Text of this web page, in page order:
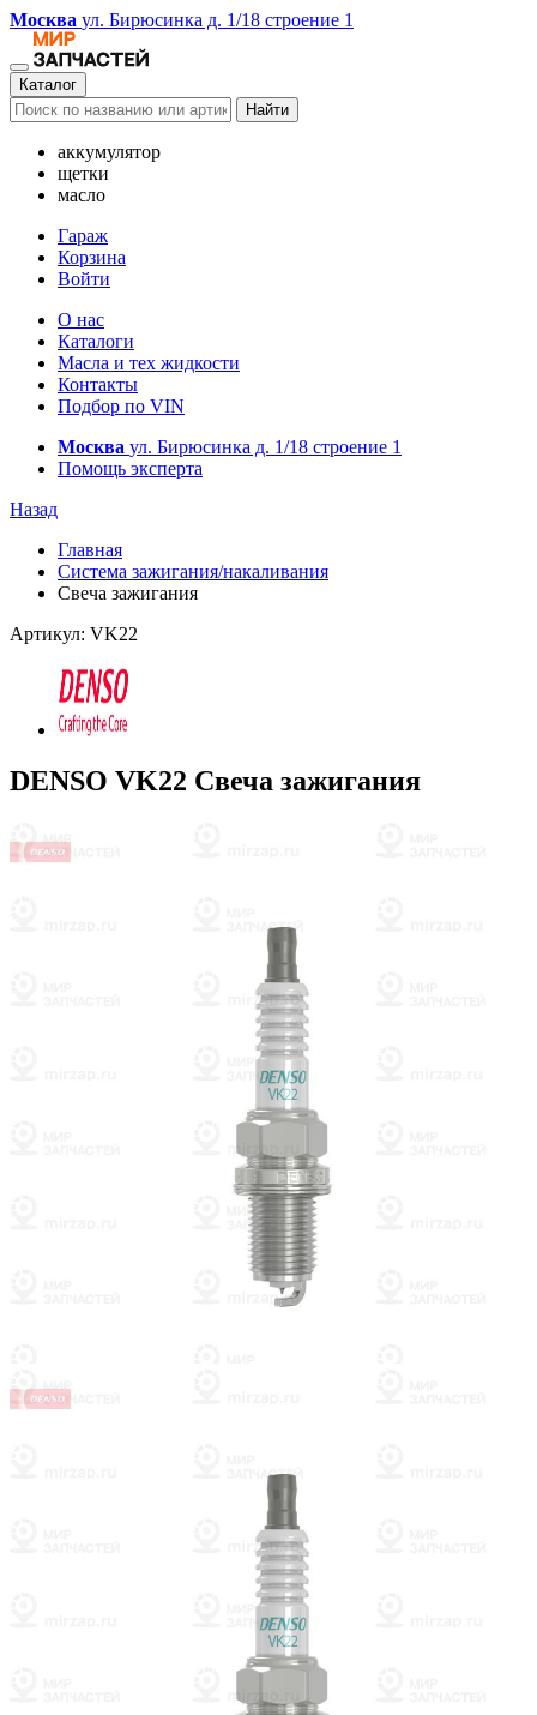
Москва ул. Бирюсинка д. 1/18 строение 1
Каталог
Найти
аккумулятор
щетки
масло
Гараж
Корзина
Войти
О нас
Каталоги
Масла и тех жидкости
Контакты
Подбор по VIN
Москва ул. Бирюсинка д. 1/18 строение 1
Помощь эксперта
Назад
Главная
Система зажигания/накаливания
Свеча зажигания
Артикул: VK22
DENSO VK22 Свеча зажигания